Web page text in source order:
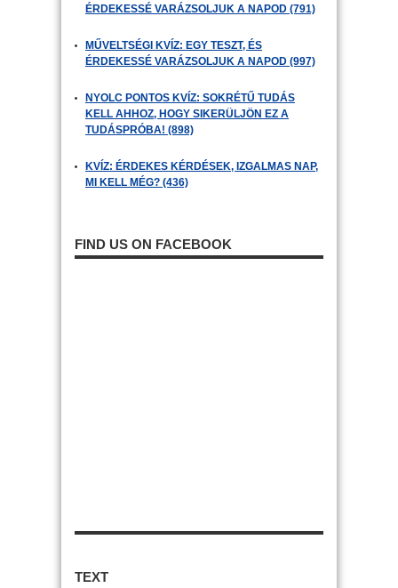
ÉRDEKESSÉ VARÁZSOLJUK A NAPOD (791)
MŰVELTSÉGI KVÍZ: EGY TESZT, ÉS
ÉRDEKESSÉ VARÁZSOLJUK A NAPOD (997)
NYOLC PONTOS KVÍZ: SOKRÉTŰ TUDÁS
KELL AHHOZ, HOGY SIKERÜLJÖN EZ A
TUDÁSPRÓBA! (898)
KVÍZ: ÉRDEKES KÉRDÉSEK, IZGALMAS NAP,
MI KELL MÉG? (436)
FIND US ON FACEBOOK
TEXT